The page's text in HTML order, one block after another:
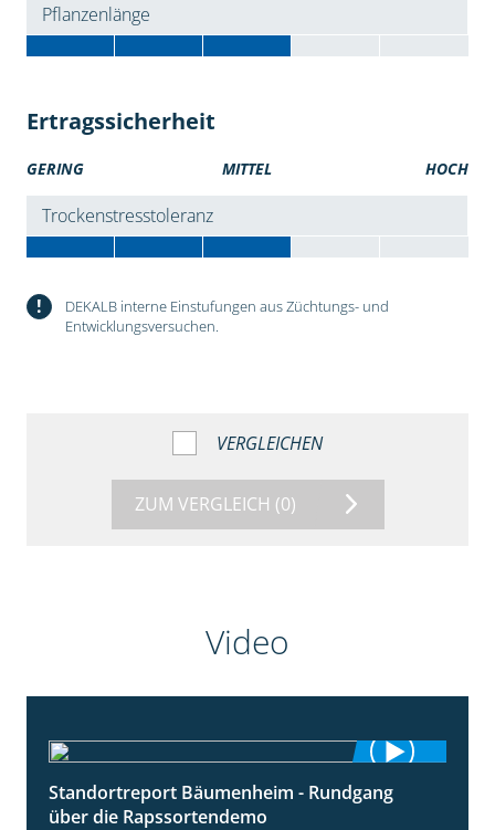
Pflanzenlänge
Ertragssicherheit
GERING MITTEL HOCH
Trockenstresstoleranz
!
DEKALB interne Einstufungen aus Züchtungs- und
Entwicklungsversuchen.
VERGLEICHEN
ZUM VERGLEICH (0)
Video
6:03
Standortreport Bäumenheim - Rundgang
über die Rapssortendemo